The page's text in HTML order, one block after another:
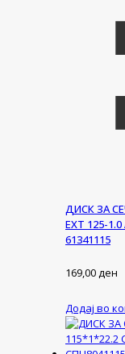
ДИСК ЗА
ЕХТ 125-
61341115
169,00ден
Додај во